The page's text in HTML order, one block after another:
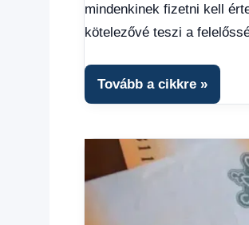
mindenkinek fizetni kell
kötelezővé teszi a
Tovább a cikkre